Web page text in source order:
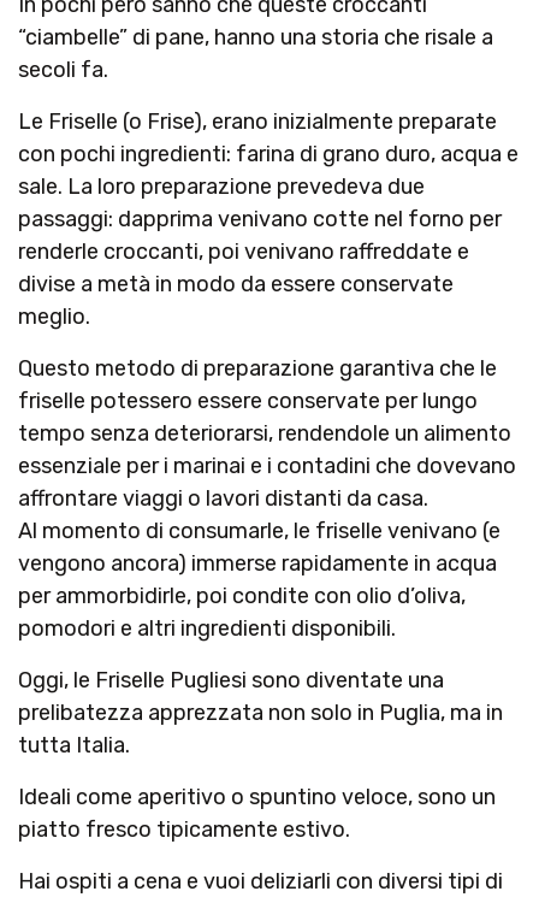
“ciambelle” di pane, hanno una storia che risale a
secoli fa.
Le Friselle (o Frise), erano inizialmente preparate
con pochi ingredienti: farina di grano duro, acqua e
sale. La loro preparazione prevedeva due
passaggi: dapprima venivano cotte nel forno per
renderle croccanti, poi venivano raffreddate e
divise a metà in modo da essere conservate
meglio.
Questo metodo di preparazione garantiva che le
friselle potessero essere conservate per lungo
tempo senza deteriorarsi, rendendole un alimento
essenziale per i marinai e i contadini che dovevano
affrontare viaggi o lavori distanti da casa.
Al momento di consumarle, le friselle venivano (e
vengono ancora) immerse rapidamente in acqua
per ammorbidirle, poi condite con olio d’oliva,
pomodori e altri ingredienti disponibili.
Oggi, le Friselle Pugliesi sono diventate una
prelibatezza apprezzata non solo in Puglia, ma in
tutta Italia.
Ideali come aperitivo o spuntino veloce, sono un
piatto fresco tipicamente estivo.
Hai ospiti a cena e vuoi deliziarli con diversi tipi di